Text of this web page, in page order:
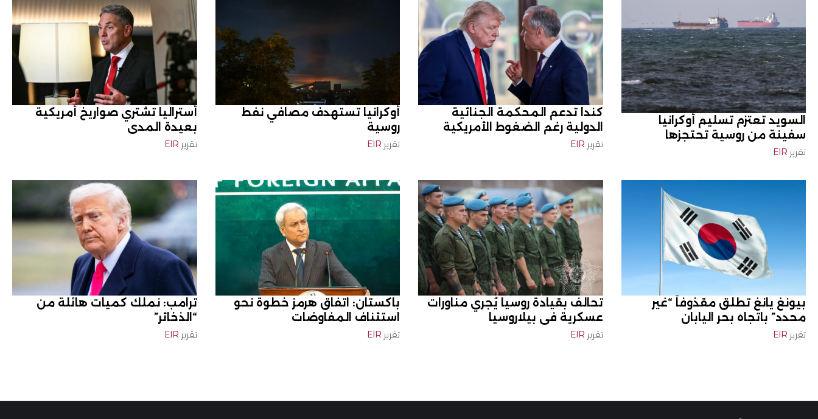
السويد تعتزم تسليم أوكرانيا
سفينة من روسية تحتجزها
تقرير EIR
كندا تدعم المحكمة الجنائية
الدولية رغم الضغوط الأمريكية
تقرير EIR
أوكرانيا تستهدف مصافي نفط
روسية
تقرير EIR
أستراليا تشتري صواريخ أمريكية
بعيدة المدى
تقرير EIR
بيونغ يانغ تطلق مقذوفاً “غير
محدد” باتجاه بحر اليابان
تقرير EIR
تحالف بقيادة روسيا يُجري مناورات
عسكرية في بيلاروسيا
تقرير EIR
باكستان: اتفاق هرمز خطوة نحو
استئناف المفاوضات
تقرير EIR
ترامب: نملك كميات هائلة من
“الذخائر”
تقرير EIR